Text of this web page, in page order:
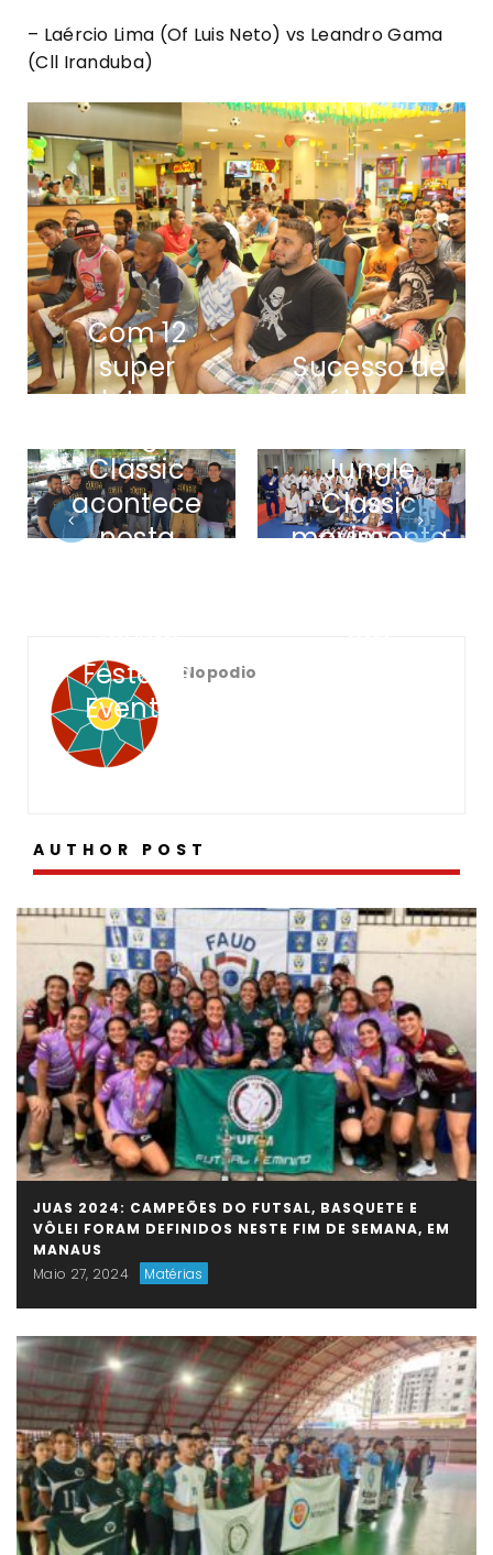
– Laércio Lima (Of Luis Neto) vs Leandro Gama
(Cll Iranduba)
Com 12
super
lutas,
Classic
acontece
nesta
Festas e
Eventos
Sucesso de
público e
Jungle
Classic
movimenta
Nopodio
AUTHOR POST
JUAS 2024: CAMPEÕES DO FUTSAL, BASQUETE E
VÔLEI FORAM DEFINIDOS NESTE FIM DE SEMANA, EM
MANAUS
Maio 27, 2024
Matérias